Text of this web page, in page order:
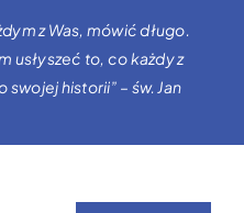
z Was, mówić długo.
usłyszeć to, co każdy z
historii” – św. Jan